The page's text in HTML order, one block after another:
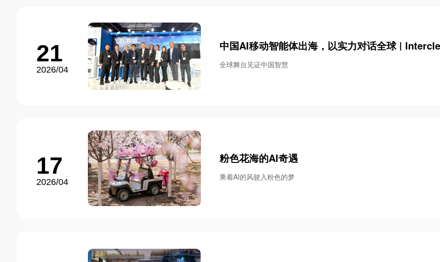
21
2026/04
中国AI移动智能体出海，以实力对话全球 |
全球舞台见证中国智慧
17
2026/04
粉色花海的AI奇遇
乘着AI的风驶入粉色的梦